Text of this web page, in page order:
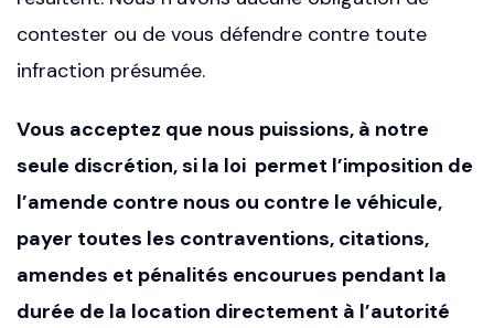
contester ou de vous défendre contre toute
infraction présumée.
Vous acceptez que nous puissions, à notre
seule discrétion, si la loi permet l’imposition de
l’amende contre nous ou contre le véhicule,
payer toutes les contraventions, citations,
amendes et pénalités encourues pendant la
durée de la location directement à l’autorité